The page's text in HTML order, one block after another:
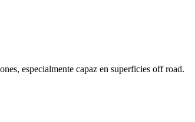
especialmente capaz en superficies off road.